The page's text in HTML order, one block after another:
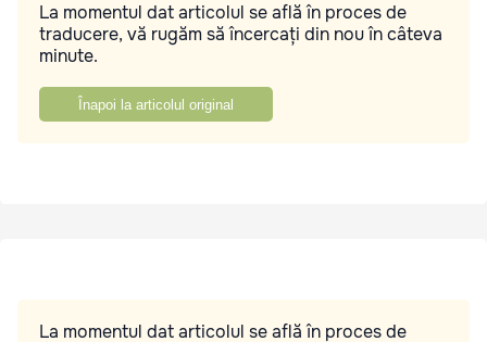
La momentul dat articolul se află în proces de
traducere, vă rugăm să încercați din nou în câteva
minute.
Înapoi la articolul original
La momentul dat articolul se află în proces de